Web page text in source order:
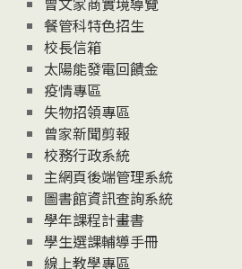
News餐管科特色招生
校長信箱
太陽能發電回饋金
疫情專區
失物招領專區
曾家新聞剪報
校務行政系統
主網頁後端管理系統
圖書館資訊查詢系統
學年課程計畫書
學生選課輔導手冊
線上教學專區